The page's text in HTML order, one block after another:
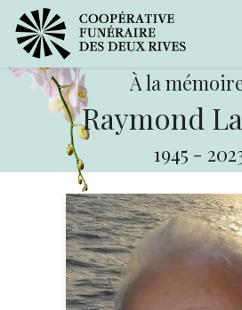
À la
Raymond
1945 -